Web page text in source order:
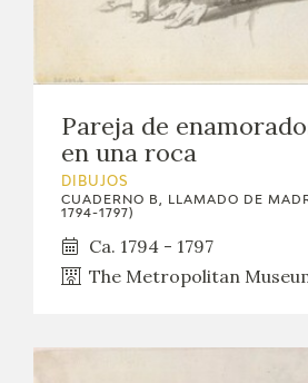
Pareja de
en una roca
DIBUJOS
CUADERNO B, LLAMADO DE
1794-1797)
Ca. 1794 - 1797
The Metropolitan